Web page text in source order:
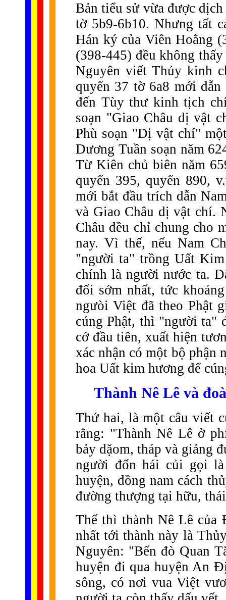
Bản tiểu sử vừa được
tờ 5b9-6b10. Nhưng tất
Hán ký của Viên Hoằng
(398-445) đều không
Nguyên viết Thủy kinh
quyển 37 tờ 6a8 mới
đến Tùy thư kinh tịch
soạn "Giao Châu dị vật
Phù soạn "Dị vật chí"
Dương Tuần soạn năm
Từ Kiên chủ biên năm
quyển 395, quyển 890,
mới bắt đầu trích dẫn
và Giao Châu dị vật chí.
Châu đều chỉ chung cho
nay. Vì thế, nếu Nam
"người ta" trồng Uất
chính là người nước ta.
đối sớm nhất, tức
ngưòi Việt đã theo Phật
cúng Phật, thì "người ta"
cớ đầu tiên, xuất hiện
xác nhận có một bộ phận
hoa Uất kim hương để
Thành Nê Lê và
Thứ hai, là một câu viết
rằng: "Thành Nê Lê ở
bảy dặom, tháp và giảng
người đốn hái củi gọi
huyện, đồng nam cách
đường thượng tại hữu,
Thế thì thành Nê Lê của
nhất tới thành này là
Nguyên: "Bến đò Quan
huyện đi qua huyện An
sông, có nơi vua Việt